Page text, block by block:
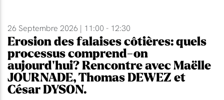
26 Septembre 2026 | 11:00 - 12:30
Erosion des falaises côtières: quels
processus comprend-on
aujourd'hui? Rencontre avec Maëlle
JOURNADE, Thomas DEWEZ et
César DYSON.